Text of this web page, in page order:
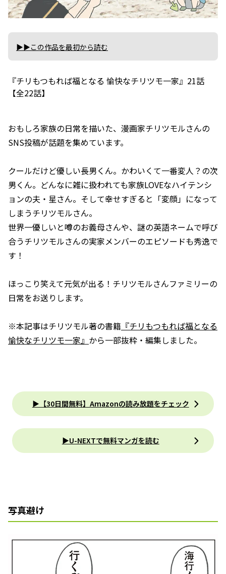
▶▶この作品を最初から読む
『チリもつもれば福となる 愉快なチリツモ一家』21話
【全22話】
おもしろ家族の日常を描いた、漫画家チリツモルさんの
SNS投稿が話題を集めています。
クールだけど優しい長男くん。かわいくて一番変人？の次
男くん。どんなに雑に扱われても家族LOVEなハイテンシ
ョンの夫・星さん。そして幸せすぎると「変顔」になって
しまうチリツモルさん。
世界一優しいと噂のお義母さんや、謎の英語ネームで呼び
合うチリツモルさんの実家メンバーのエピソードも秀逸で
す！
ほっこり笑えて元気が出る！チリツモルさんファミリーの
日常をお送りします。
※本記事はチリツモル著の書籍 『チリもつもれば福となる
愉快なチリツモ一家』 から一部抜粋・編集しました。
▶【30日間無料】Amazonの読み放題をチェック
▶U-NEXTで無料マンガを読む
写真避け